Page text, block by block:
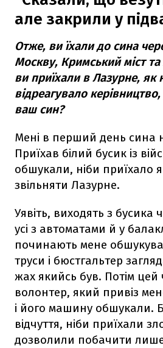
але закрили у
Отже, ви їхали до сина
Москву, Кримський міст
ви приїхали в Лазурне, як
відреагувало
ваш син?
Мені в перший день сина
Приїхав білий бусик із
обшукали, ніби приїхало
звільняти Лазурне.
Уявіть, виходять з бусика
усі з автоматами й у
починають мене
труси і бюстгальтер
жах якийсь був. Потім цей
волонтер, який привіз
і його машину обшукали.
відчуття, ніби приїхали
дозволили побачити